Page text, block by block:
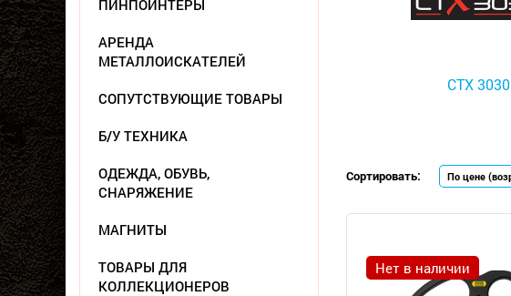
ПИНПОИНТЕРЫ
АРЕНДА
МЕТАЛЛОИСКАТЕЛЕЙ
СОПУТСТВУЮЩИЕ ТОВАРЫ
Б/У ТЕХНИКА
ОДЕЖДА, ОБУВЬ,
СНАРЯЖЕНИЕ
МАГНИТЫ
ТОВАРЫ ДЛЯ
КОЛЛЕКЦИОНЕРОВ
CTX 3030
Сортировать:
Нет в наличии